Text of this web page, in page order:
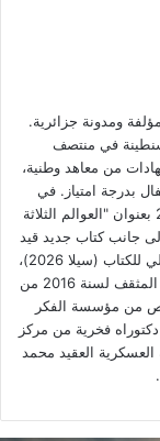
مؤلفة ومدونة جزائرية.
في منتصف
من معاهد وطنية،
بدرجة امتياز. في
الرصيد المعرفي 14 عنوان كتاب، آخرها طبعات 2025 بعنوان "العوالم الثلاثة
جانب كتاب جديد قيد
الإنجاز عبارة عن دراسة أكاديمية مبرمج للصالون الدولي للكتاب (سيلا 2026)،
وفي الآفاق مسودة رواية وديوان شعر. حظيت بوسام المثقف لسنة 2016 من
من مؤسسة الفكر
فخرية من مركز
العقيد محمد